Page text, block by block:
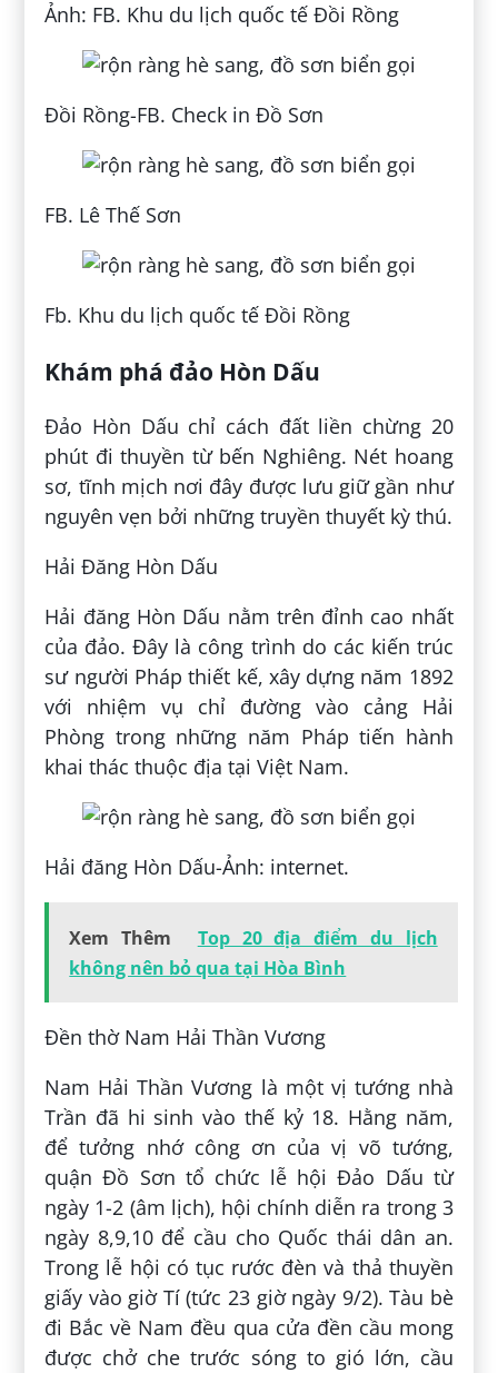
Ảnh: FB. Khu du lịch quốc tế Đồi Rồng
Đồi Rồng-FB. Check in Đồ Sơn
FB. Lê Thế Sơn
Fb. Khu du lịch quốc tế Đồi Rồng
Khám phá đảo Hòn Dấu
Đảo Hòn Dấu chỉ cách đất liền chừng 20
phút đi thuyền từ bến Nghiêng. Nét hoang
sơ, tĩnh mịch nơi đây được lưu giữ gần như
nguyên vẹn bởi những truyền thuyết kỳ thú.
Hải Đăng Hòn Dấu
Hải đăng Hòn Dấu nằm trên đỉnh cao nhất
của đảo. Đây là công trình do các kiến trúc
sư người Pháp thiết kế, xây dựng năm 1892
với nhiệm vụ chỉ đường vào cảng Hải
Phòng trong những năm Pháp tiến hành
khai thác thuộc địa tại Việt Nam.
Hải đăng Hòn Dấu-Ảnh: internet.
Xem Thêm
Top 20 địa điểm du lịch
không nên bỏ qua tại Hòa Bình
Đền thờ Nam Hải Thần Vương
Nam Hải Thần Vương là một vị tướng nhà
Trần đã hi sinh vào thế kỷ 18. Hằng năm,
để tưởng nhớ công ơn của vị võ tướng,
quận Đồ Sơn tổ chức lễ hội Đảo Dấu từ
ngày 1-2 (âm lịch), hội chính diễn ra trong 3
ngày 8,9,10 để cầu cho Quốc thái dân an.
Trong lễ hội có tục rước đèn và thả thuyền
giấy vào giờ Tí (tức 23 giờ ngày 9/2). Tàu bè
đi Bắc về Nam đều qua cửa đền cầu mong
được chở che trước sóng to gió lớn, cầu